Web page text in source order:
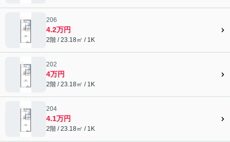
206
4.2万円
2階 / 23.18㎡ / 1K
202
4万円
2階 / 23.18㎡ / 1K
204
4.1万円
2階 / 23.18㎡ / 1K